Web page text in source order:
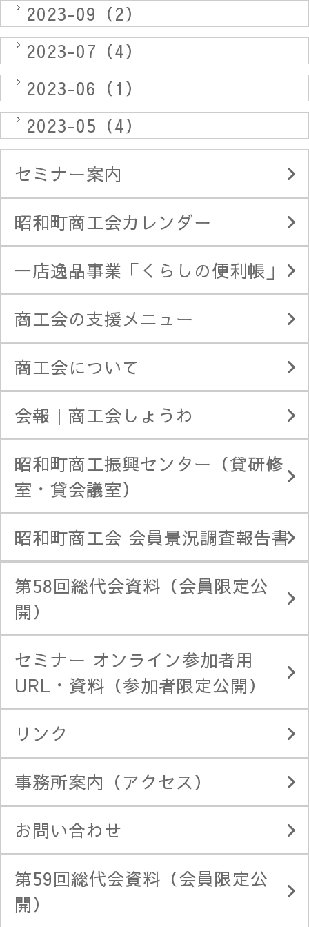
2023-09（2）
2023-07（4）
2023-06（1）
2023-05（4）
セミナー案内
昭和町商工会カレンダー
一店逸品事業「くらしの便利帳」
商工会の支援メニュー
商工会について
会報｜商工会しょうわ
昭和町商工振興センター（貸研修
室・貸会議室）
昭和町商工会 会員景況調査報告書
第58回総代会資料（会員限定公
開）
セミナー オンライン参加者用
URL・資料（参加者限定公開）
リンク
事務所案内（アクセス）
お問い合わせ
第59回総代会資料（会員限定公
開）